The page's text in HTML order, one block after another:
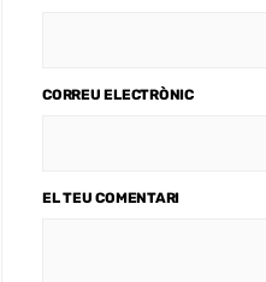
CORREU ELECTRÒNIC
EL TEU COMENTARI